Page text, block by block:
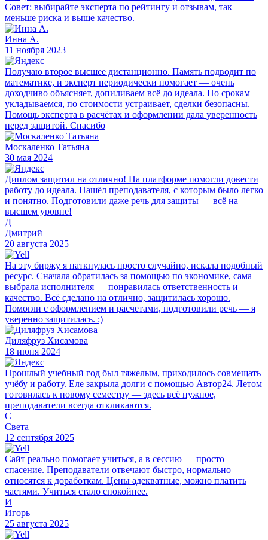
Совет: выбирайте эксперта по рейтингу и отзывам, так
меньше риска и выше качество.
Инна А.
11 ноября 2023
Получаю второе высшее дистанционно. Память подводит по
математике, и эксперт периодически помогает — очень
доходчиво объясняет, допиливаем всё до идеала. По срокам
укладываемся, по стоимости устраивает, сделки безопасны.
Помощь эксперта в расчётах и оформлении дала уверенность
перед защитой. Спасибо
Москаленко Татьяна
30 мая 2024
Диплом защитил на отлично! На платформе помогли довести
работу до идеала. Нашёл преподавателя, с которым было легко
и понятно. Подготовили даже речь для защиты — всё на
высшем уровне!
Д
Дмитрий
20 августа 2025
На эту биржу я наткнулась просто случайно, искала подобный
ресурс. Сначала обратилась за помощью по экономике, сама
выбрала исполнителя — понравилась ответственность и
качество. Всё сделано на отлично, защитилась хорошо.
Помогли с оформлением и расчетами, подготовили речь — я
уверенно защитилась. :)
Диляфруз Хисамова
18 июня 2024
Прошлый учебный год был тяжелым, приходилось совмещать
учёбу и работу. Еле закрыла долги с помощью Автор24. Летом
готовилась к новому семестру — здесь всё нужное,
преподаватели всегда откликаются.
С
Света
12 сентября 2025
Сайт реально помогает учиться, а в сессию — просто
спасение. Преподаватели отвечают быстро, нормально
относятся к доработкам. Цены адекватные, можно платить
частями. Учиться стало спокойнее.
И
Игорь
25 августа 2025